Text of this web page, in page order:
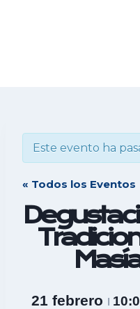
Este evento ha
« Todos los Eventos
21 febrero I